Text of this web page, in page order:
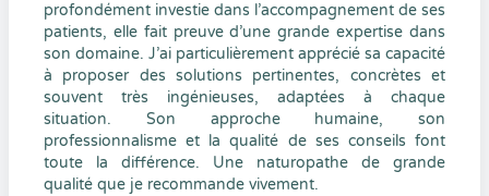
profondément investie dans l’accompagnement de ses
patients, elle fait preuve d’une grande expertise dans
son domaine. J’ai particulièrement apprécié sa capacité
à proposer des solutions pertinentes, concrètes et
souvent très ingénieuses, adaptées à chaque
situation. Son approche humaine, son
professionnalisme et la qualité de ses conseils font
toute la différence. Une naturopathe de grande
qualité que je recommande vivement.